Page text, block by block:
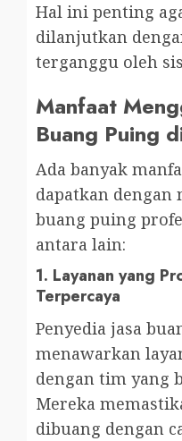
Hal ini penting
dilanjutkan
terganggu oleh
Manfaat
Buang Puing
Ada banyak
dapatkan dengan
buang puing
antara lain:
1. Layanan yang
Terpercaya
Penyedia jasa
menawarkan
dengan tim yang
Mereka
dibuang dengan